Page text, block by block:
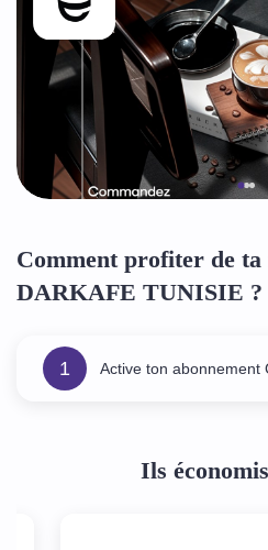
Comment profiter de ta
DARKAFE TUNISIE ?
1 Active ton abonnement
Ils